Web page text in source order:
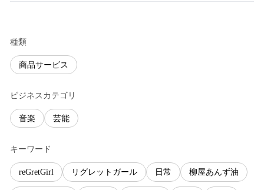
種類
商品サービス
ビジネスカテゴリ
音楽 芸能
キーワード
reGretGirl リグレットガール 日常 柳屋あんず油